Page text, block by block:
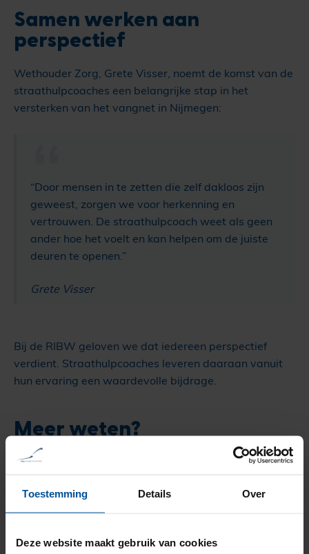
Toestemming Details Over
Deze website maakt gebruik van cookies
Samen werken aan
perspectief
Wethouder Zorg, Grete Visser, noemt de komst van de
straathulpcoaches een belangrijke stap in het
versterken van het vangnet in Nijmegen:
“Door mensen in te zetten die zelf dakloos zijn
geweest, zorgen we voor herkenning en
vertrouwen. De straathulpcoach weet als geen
ander hoe het voelt en kan helpen om de juiste
deuren te openen.”
Grete Visser
Bij de RIBW geloven we dat iedereen perspectief
verdient. Straathulpcoaches leveren daaraan vanuit
hun ervaring een waardevolle bijdrage.
Meer weten?
Wil je meer weten over deze pilot? Neem dan gerust
Bron: Nijmegen.nl